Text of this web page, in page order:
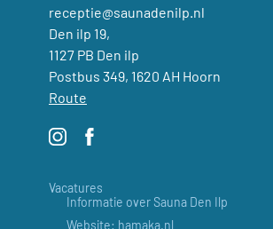
receptie@saunadenilp.nl
Den ilp 19,
1127 PB Den ilp
Postbus 349, 1620 AH Hoorn
Route
Vacatures
Informatie over Sauna Den Ilp
Website: hamaka.nl